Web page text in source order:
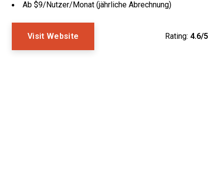
Ab $9/Nutzer/Monat (jährliche Abrechnung)
Visit Website Rating: 4.6/5